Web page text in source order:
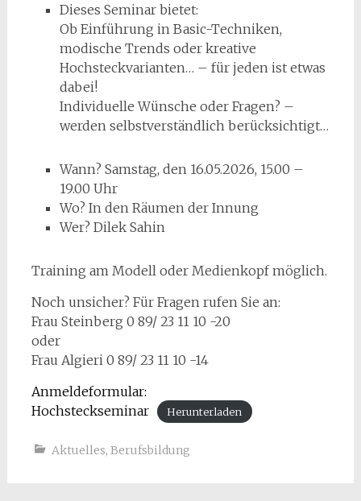
Dieses Seminar bietet:
Ob Einführung in Basic-Techniken,
modische Trends oder kreative
Hochsteckvarianten… – für jeden ist etwas
dabei!
Individuelle Wünsche oder Fragen? –
werden selbstverständlich berücksichtigt…
Wann? Samstag, den 16.05.2026, 15.00 –
19.00 Uhr
Wo? In den Räumen der Innung
Wer? Dilek Sahin
Training am Modell oder Medienkopf möglich.
Noch unsicher? Für Fragen rufen Sie an:
Frau Steinberg 0 89/ 23 11 10 -20
oder
Frau Algieri 0 89/ 23 11 10 -14
Anmeldeformular:
Hochsteckseminar
Herunterladen
Aktuelles, Berufsbildung